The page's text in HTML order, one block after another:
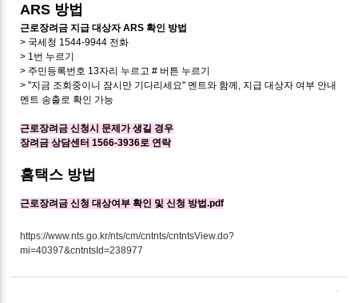
ARS 방법
근로장려금 지급 대상자 ARS 확인 방법
> 국세청 1544-9944 전화
> 1번 누르기
> 주민등록번호 13자리 누르고 # 버튼 누르기
> "지금 조회중이니 잠시만 기다리세요" 멘트와 함께, 지급 대상자 여부 안내
멘트 송출로 확인 가능
근로장려금 신청시 문제가 생길 경우
장려금 상담센터 1566-3936로 연락
홈택스 방법
근로장려금 신청 대상여부 확인 및 신청 방법.pdf
https://www.nts.go.kr/nts/cm/cntnts/cntntsView.do?
mi=40397&cntntsId=238977